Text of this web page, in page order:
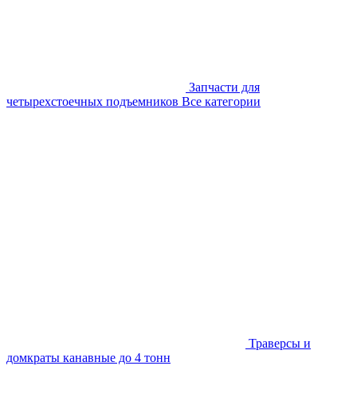
Запчасти для
четырехстоечных подъемников Все категории
Траверсы и
домкраты канавные до 4 тонн